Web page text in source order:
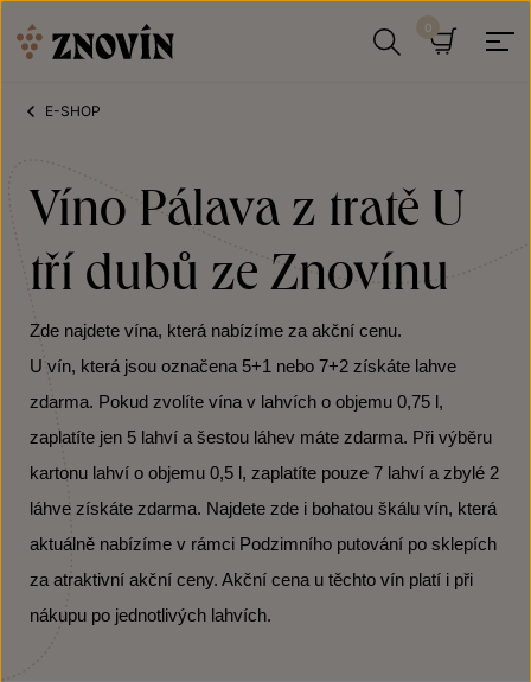
E-SHOP
Víno Pálava z tratě U
tří dubů ze Znovínu
Zde najdete vína, která nabízíme za akční cenu.
U vín, která jsou označena 5+1 nebo 7+2 získáte lahve
zdarma. Pokud zvolíte vína v lahvích o objemu 0,75 l,
zaplatíte jen 5 lahví a šestou láhev máte zdarma. Při výběru
kartonu lahví o objemu 0,5 l, zaplatíte pouze 7 lahví a zbylé 2
láhve získáte zdarma. Najdete zde i bohatou škálu vín, která
aktuálně nabízíme v rámci Podzimního putování po sklepích
za atraktivní akční ceny. Akční cena u těchto vín platí i při
nákupu po jednotlivých lahvích.